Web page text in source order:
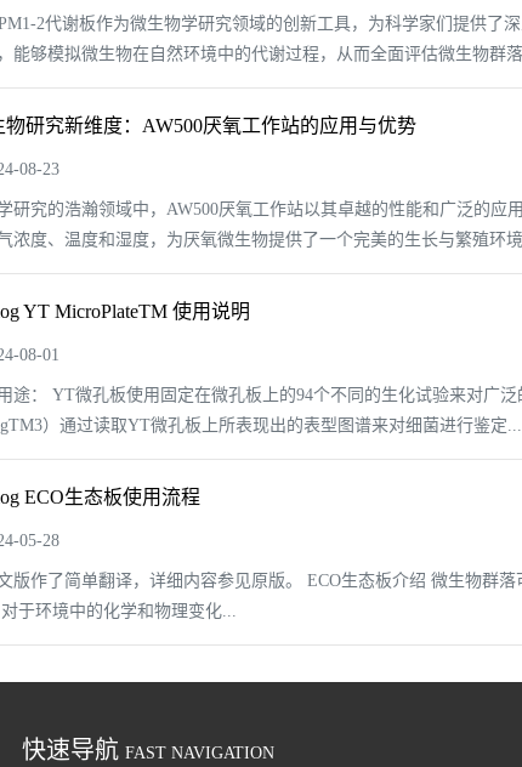
2代谢板作为微生物学研究领域的创新工具，为科学家们提供了
能够模拟微生物在自然环境中的代谢过程，从而全面评估微生物群
物研究新维度：AW500厌氧工作站的应用与优势
08-23
研究的浩瀚领域中，AW500厌氧工作站以其卓越的性能和广泛的
浓度、温度和湿度，为厌氧微生物提供了一个完美的生长与繁殖环
YT MicroPlateTM 使用说明
08-01
途： YT微孔板使用固定在微孔板上的94个不同的生化试验来对广
）通过读取YT微孔板上所表现出的表型图谱来对细菌进行鉴定...
ECO生态板使用流程
05-28
版作了简单翻译，详细内容参见原版。 ECO生态板介绍 微生物群
于环境中的化学和物理变化...
快速导航 FAST NAVIGATION